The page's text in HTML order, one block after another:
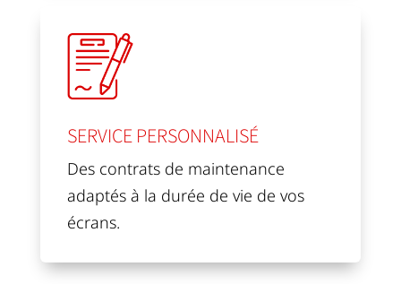
SERVICE PERSONNALISÉ
Des contrats de maintenance
adaptés à la durée de vie de vos
écrans.